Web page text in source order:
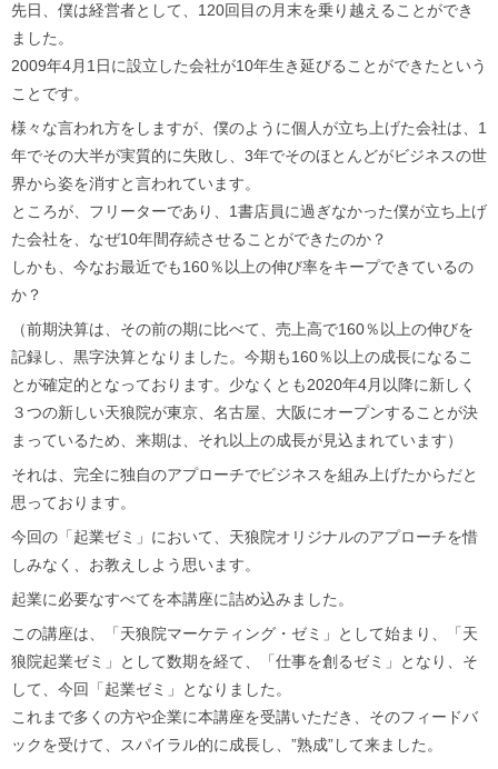
先日、僕は経営者として、120回目の月末を乗り越えることができ
ました。
2009年4月1日に設立した会社が10年生き延びることができたという
ことです。
様々な言われ方をしますが、僕のように個人が立ち上げた会社は、1
年でその大半が実質的に失敗し、3年でそのほとんどがビジネスの世
界から姿を消すと言われています。
ところが、フリーターであり、1書店員に過ぎなかった僕が立ち上げ
た会社を、なぜ10年間存続させることができたのか？
しかも、今なお最近でも160％以上の伸び率をキープできているの
か？
（前期決算は、その前の期に比べて、売上高で160％以上の伸びを
記録し、黒字決算となりました。今期も160％以上の成長になるこ
とが確定的となっております。少なくとも2020年4月以降に新しく
３つの新しい天狼院が東京、名古屋、大阪にオープンすることが決
まっているため、来期は、それ以上の成長が見込まれています）
それは、完全に独自のアプローチでビジネスを組み上げたからだと
思っております。
今回の「起業ゼミ」において、天狼院オリジナルのアプローチを惜
しみなく、お教えしよう思います。
起業に必要なすべてを本講座に詰め込みました。
この講座は、「天狼院マーケティング・ゼミ」として始まり、「天
狼院起業ゼミ」として数期を経て、「仕事を創るゼミ」となり、そ
して、今回「起業ゼミ」となりました。
これまで多くの方や企業に本講座を受講いただき、そのフィードバ
ックを受けて、スパイラル的に成長し、”熟成”して来ました。